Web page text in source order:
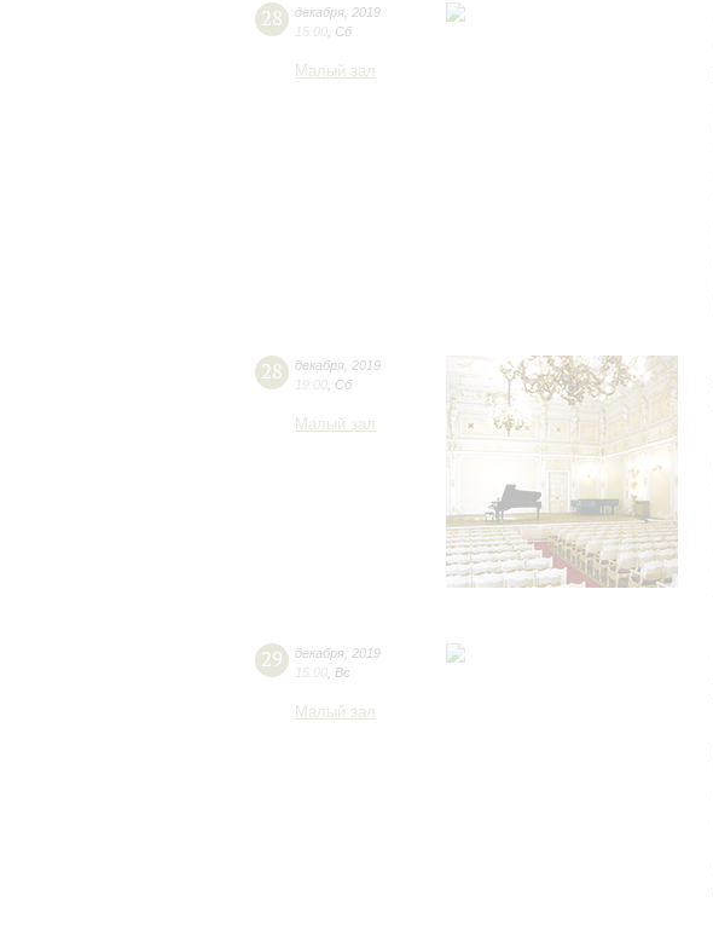
28 декабря 2019
15:00 Сб
Малый зал
28 декабря 2019
19:00 Сб
Малый зал
29 декабря 2019
15:00 Вс
Малый зал